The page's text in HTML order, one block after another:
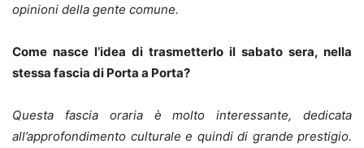
opinioni della gente comune.
Come nasce l’idea di trasmetterlo il sabato sera, nella
stessa fascia di Porta a Porta?
Questa fascia oraria è molto interessante, dedicata
all’approfondimento culturale e quindi di grande prestigio.